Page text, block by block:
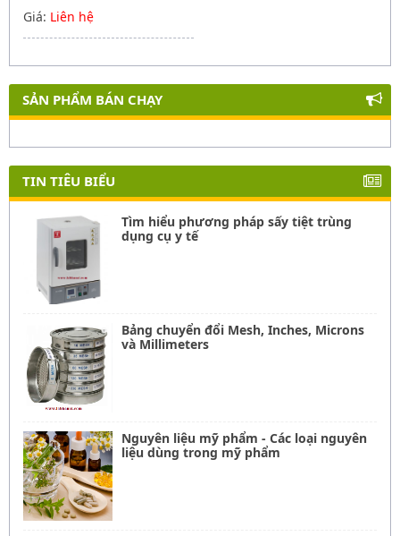
Hãng Phoenix instrument
Germany
Giá: Liên hệ
SẢN PHẨM BÁN CHẠY
TIN TIÊU BIỂU
Tìm hiểu phương pháp sấy tiệt trùng
dụng cụ y tế
Bảng chuyển đổi Mesh, Inches, Microns
và Millimeters
Nguyên liệu mỹ phẩm - Các loại nguyên
liệu dùng trong mỹ phẩm